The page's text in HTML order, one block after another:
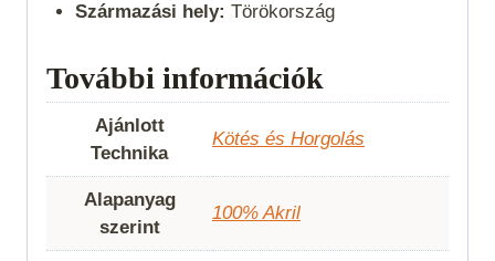
Származási hely: Törökország
További információk
Ajánlott
Technika
Kötés és Horgolás
Alapanyag
szerint
100% Akril